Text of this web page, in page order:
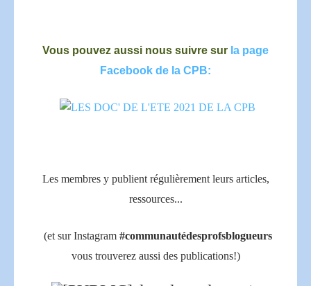
Vous pouvez aussi nous suivre sur la page
Facebook de la CPB:
Les membres y publient régulièrement leurs articles,
ressources...
(et sur Instagram #communautédesprofsblogueurs
vous trouverez aussi des publications!)